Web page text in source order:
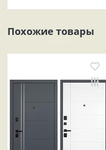
Похожие товары